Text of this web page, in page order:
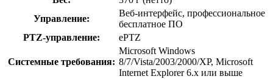
Управление:
Веб-интерфейс, профессиональное
бесплатное ПО
PTZ-управление:
ePTZ
Системные требования:
Microsoft Windows
8/7/Vista/2003/2000/XP, Microsoft
Internet Explorer 6.x или выше